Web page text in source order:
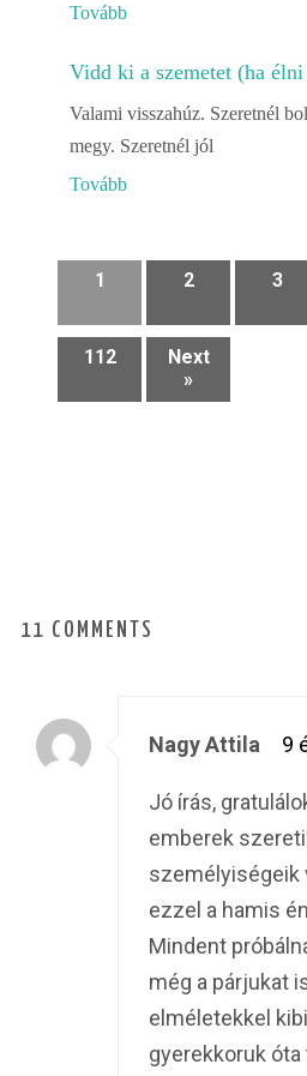
Tovább
Vidd ki a szemetet (ha élni
Valami visszahúz. Szeretnél
megy. Szeretnél jól
Tovább
1 2 3
112
Next
»
11 COMMENTS
Nagy Attila 9
Jó írás,
emberek
személyiségeik
ezzel a hamis
Mindent
még a párjukat
elméletekkel
gyerekkoruk